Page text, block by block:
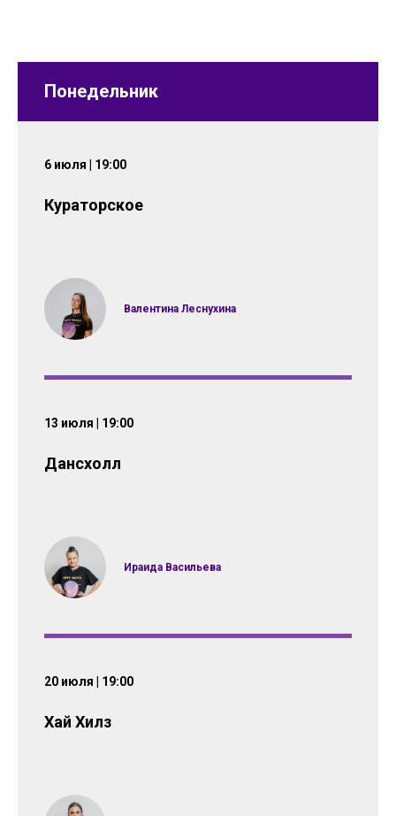
Понедельник
6 июля | 19:00
Кураторское
Валентина Леснухина
13 июля | 19:00
Дансхолл
Ираида Васильева
20 июля | 19:00
Хай Хилз